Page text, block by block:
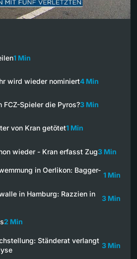
1 Min
wird wieder nominiert4 Min
FCZ-Spieler die Pyros?3 Min
von Kran getötet1 Min
wieder - Kran erfasst Zug3 Min
in Oerlikon: Bagger-
1 Min
in Hamburg: Razzien in
3 Min
2 Min
Ständerat verlangt
3 Min